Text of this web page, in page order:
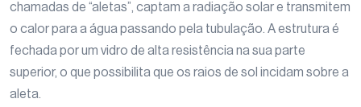
chamadas de “aletas”, captam a radiação solar e transmitem
o calor para a água passando pela tubulação. A estrutura é
fechada por um vidro de alta resistência na sua parte
superior, o que possibilita que os raios de sol incidam sobre a
aleta.